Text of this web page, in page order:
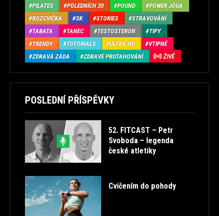
PILATES
POLEDNÍCH 20 POUND
POWER JÓGA
ROZCVIČKA
SK STORIES
STRAVOVÁNÍ
TABATA
TANEC TESTOSTERON
TIPY
TRENDY
TUTORIALS ULTRA HD
VTIPNÉ
ZDRAVÁ ZÁDA
ZDRAVÉ PROTAHOVÁNÍ ŽIVĚ
POSLEDNÍ PŘÍSPĚVKY
52. FITCAST – Petr
Svoboda – legenda
české atletiky
Cvičením do pohody